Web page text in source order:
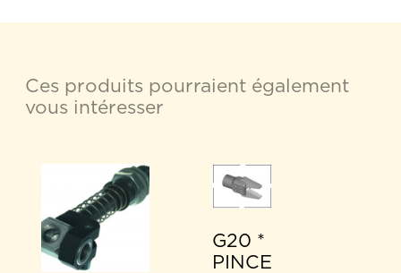
Ces produits pourraient également
vous intéresser
G20 *
PINCE